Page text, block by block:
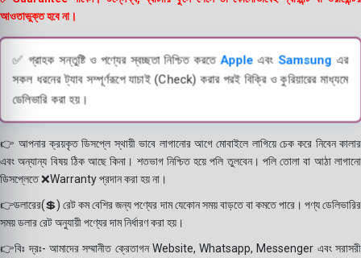
আওতাভুক্ত হবে না।
✅ গ্রাহক সন্তুষ্টি ও পণ্যের স্বচ্ছতা নিশ্চিত করতেApple এবংSamsung এর
সকল ধরনের ট্যাব সম্পূর্ণরূপে যাচাই (Check) করার পরই বিক্রি ও কুরিয়ারের মাধ্যমে
ডেলিভারি করা হয়।
👉 আপনার ক্রয়কৃত ডিসপ্লে স্থায়ী ভাবে লাগানোর আগে মোবাইলে লাগিয়ে চেক করে নিবেন কালার
এবং অন্যান্য বিষয় ঠিক আছে কিনা। শতভাগ নিশ্চিত হয়ে পলি তুলবেন। পলি তোলা বা আঠা লাগানো
ডিসপ্লেতে ❌Warranty প্রদান করা হয় না।
👉ডলারের(💲) রেট কম বেশির জন্য পণ্যের দাম যেকোন সময় বাড়তে বা কমতে পারে। পণ্য ডেলিভারির
সময় ডলার রেট অনুযায়ী পণ্যের দাম নির্ধারণ করা হয়।
👉বিঃ দ্রঃ- আমাদের সম্মানীত ক্রেতাগন Website, Whatsapp, Messenger এবং সরাসরী